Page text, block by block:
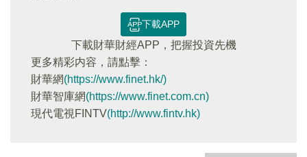
下載APP
下載財華財經APP，把握投資先機
更多精彩内容，請點擊：
財華網(https://www.finet.hk/)
財華智庫網(https://www.finet.com.cn)
現代電視FINTV(http://www.fintv.hk)